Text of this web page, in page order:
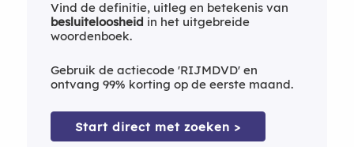
Vind de definitie, uitleg en betekenis van
besluiteloosheid in het uitgebreide
woordenboek.
Gebruik de actiecode 'RIJMDVD' en
ontvang 99% korting op de eerste maand.
Start direct met zoeken >